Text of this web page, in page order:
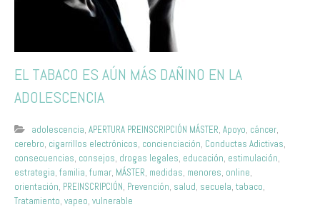
EL TABACO ES AÚN MÁS DAÑINO EN LA
ADOLESCENCIA
adolescencia, APERTURA PREINSCRIPCIÓN MÁSTER, Apoyo, cáncer,
cerebro, cigarrillos electrónicos, concienciación, Conductas Adictivas,
consecuencias, consejos, drogas legales, educación, estimulación,
estrategia, familia, fumar, MÁSTER, medidas, menores, online,
orientación, PREINSCRIPCIÓN, Prevención, salud, secuela, tabaco,
Tratamiento, vapeo, vulnerable